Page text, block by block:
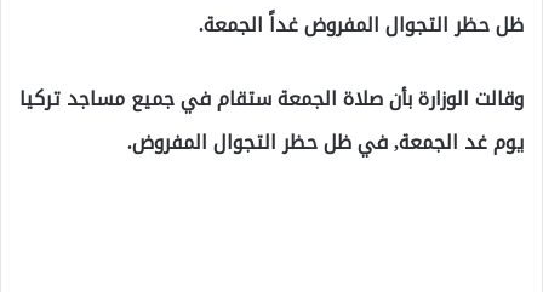
ظل حظر التجوال المفروض غداً الجمعة.
وقالت الوزارة بأن صلاة الجمعة ستقام في جميع مساجد تركيا
يوم غد الجمعة, في ظل حظر التجوال المفروض.